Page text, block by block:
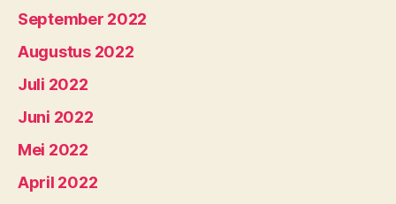
September 2022
Augustus 2022
Juli 2022
Juni 2022
Mei 2022
April 2022